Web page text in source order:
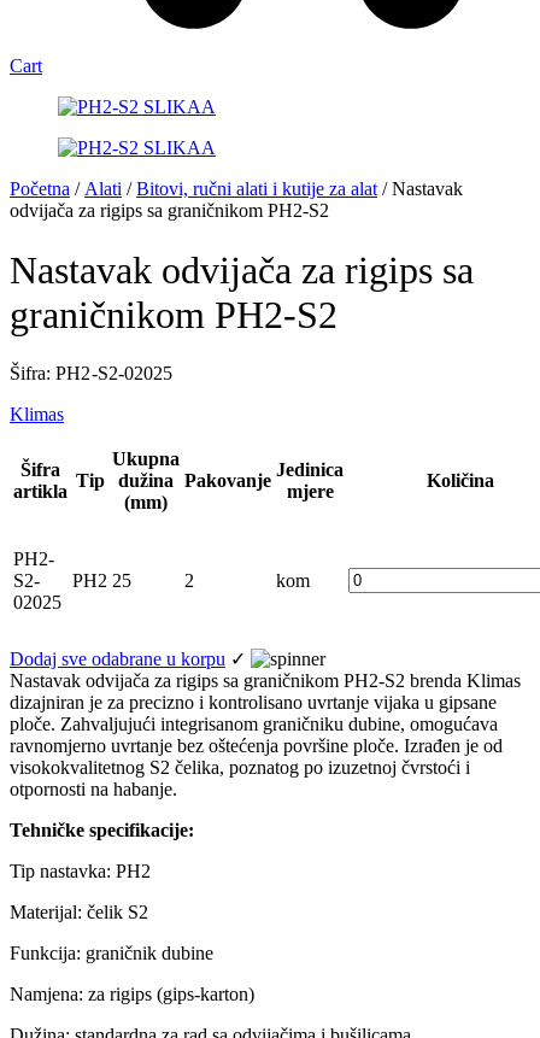
Cart
Početna / Alati /Bitovi, ručni alati i kutije za alat / Nastavak
odvijača za rigips sa graničnikom PH2-S2
Nastavak odvijača za rigips sa
graničnikom PH2-S2
Šifra: PH2 -S2-02025
Klimas
Šifra
artikla
Tip
Ukupna
dužina
(mm)
Pakovanje
Jedinica
mjere
Količina
PH2-
S2-
02025
PH2 25 2 kom
Dodaj sve odabrane u korpu ✓
Nastavak odvijača za rigips sa graničnikom PH2-S2 brenda Klimas
dizajniran je za precizno i kontrolisano uvrtanje vijaka u gipsane
ploče. Zahvaljujući integrisanom graničniku dubine, omogućava
ravnomjerno uvrtanje bez oštećenja površine ploče. Izrađen je od
visokokvalitetnog S2 čelika, poznatog po izuzetnoj čvrstoći i
otpornosti na habanje.
Tehničke specifikacije:
Tip nastavka: PH2
Materijal: čelik S2
Funkcija: graničnik dubine
Namjena: za rigips (gips-karton)